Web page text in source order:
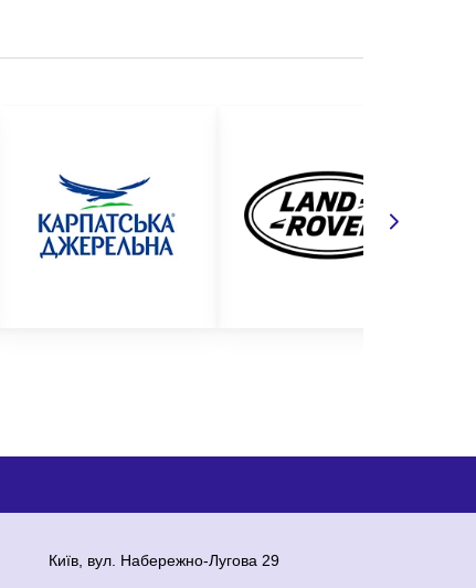
Київ, вул. Набережно-Лугова 29